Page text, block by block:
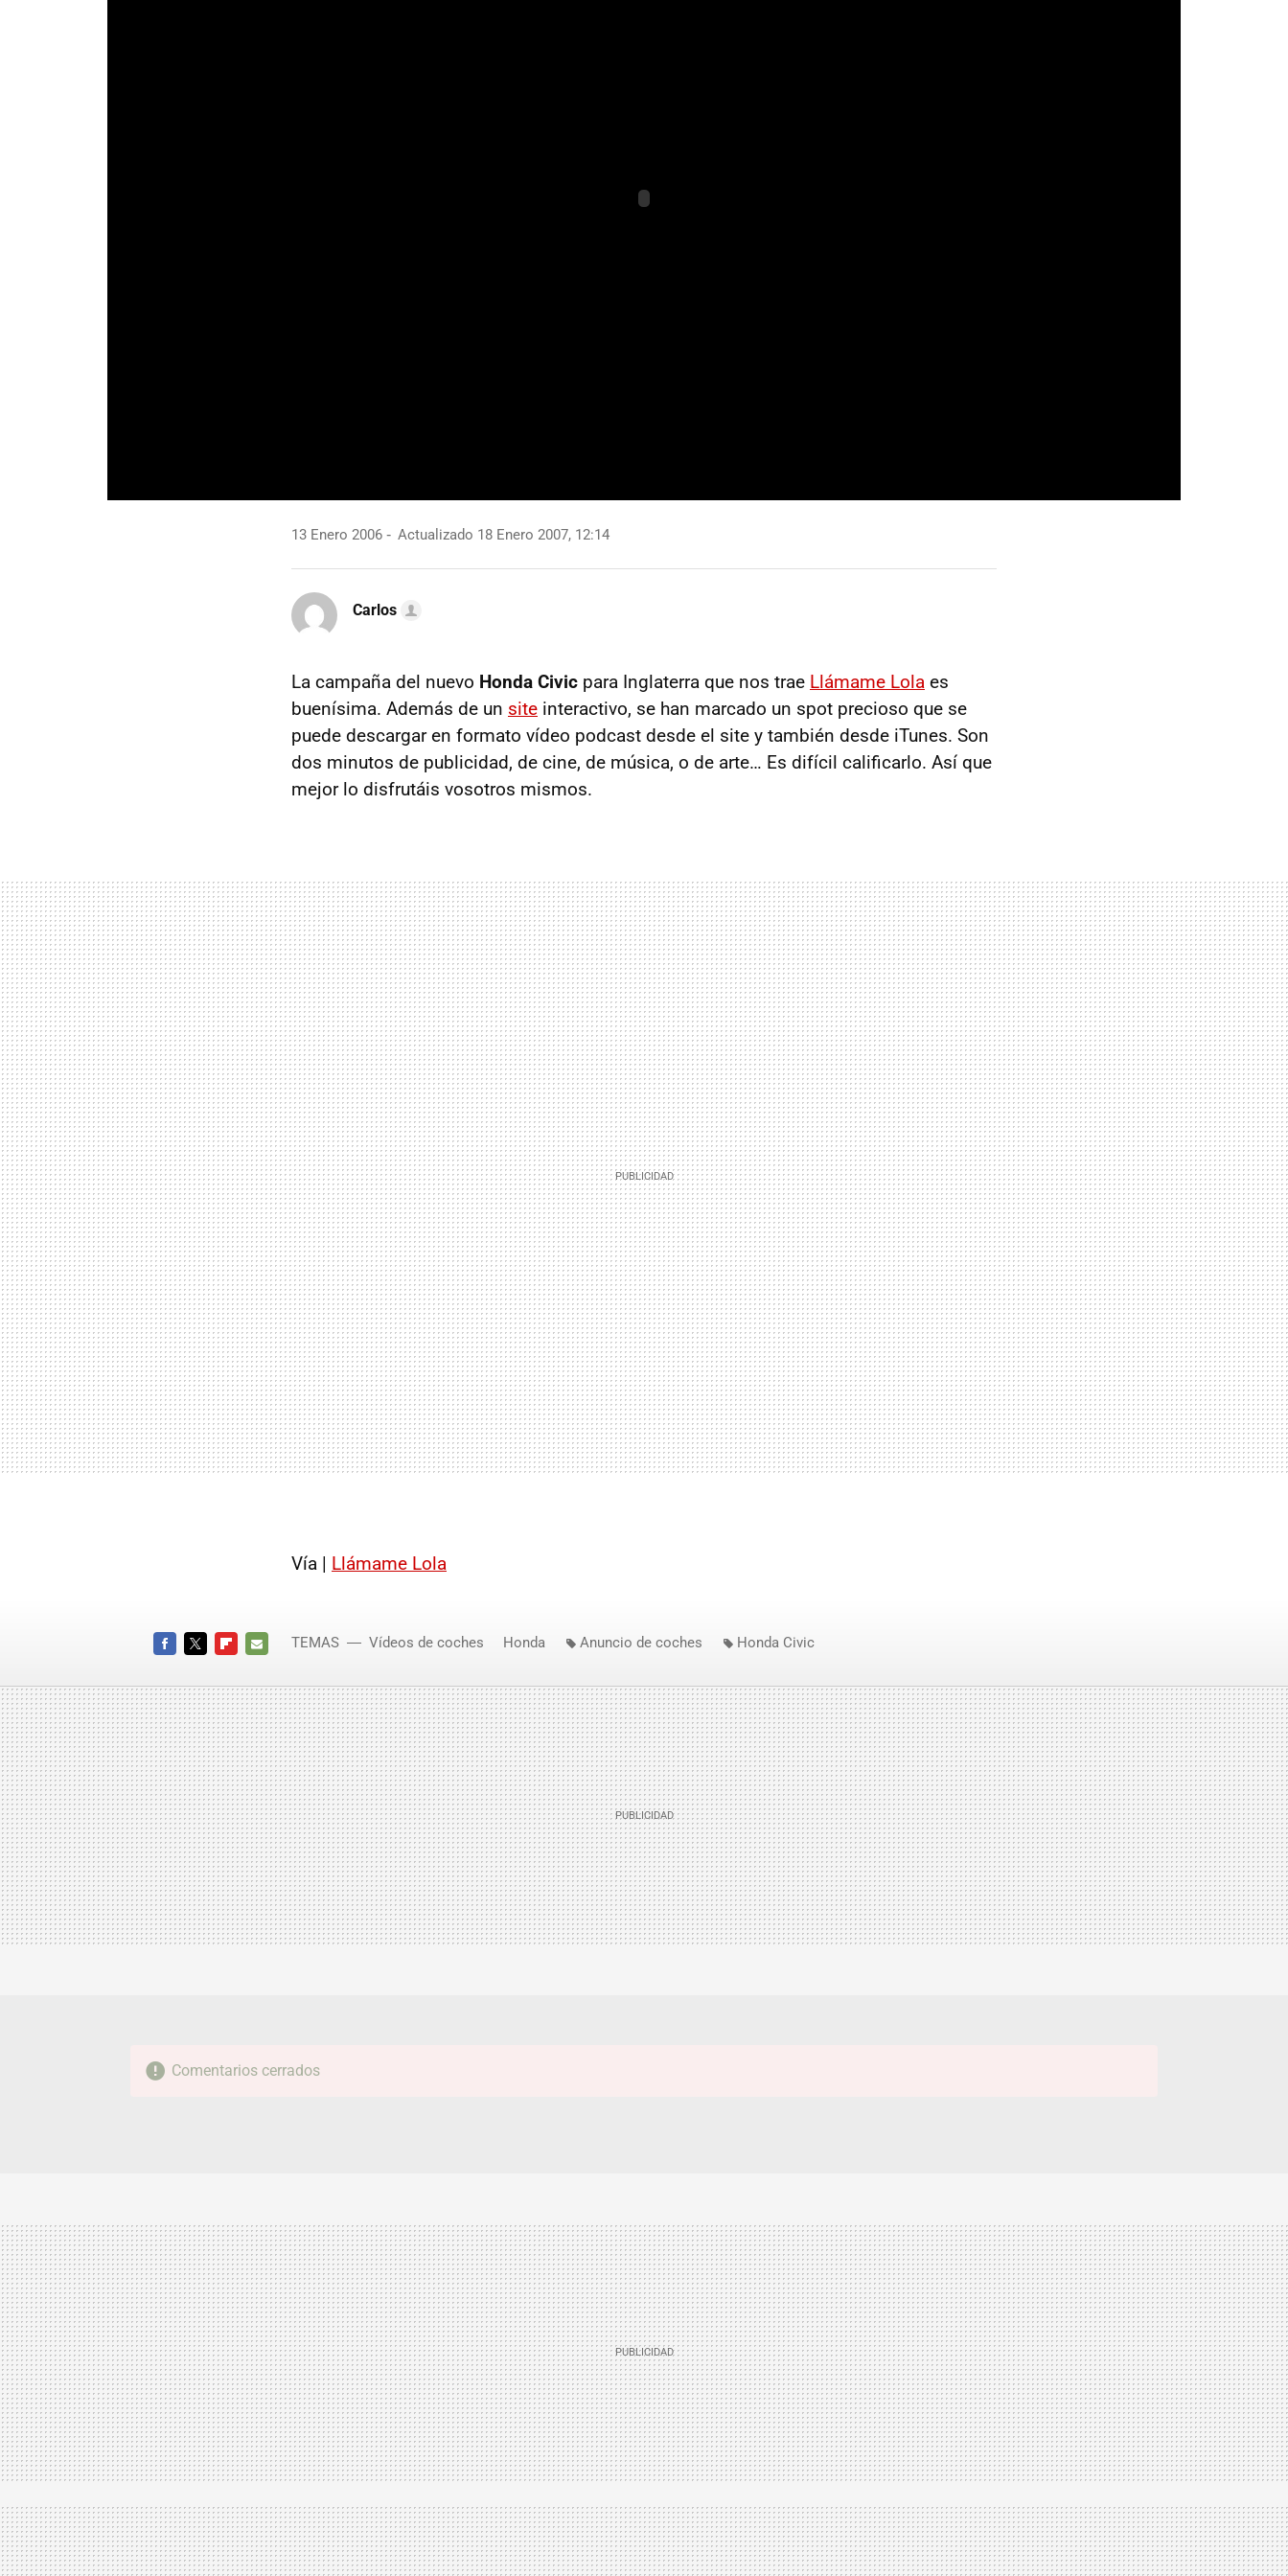
13 Enero 2006 Actualizado 18 Enero 2007, 12:14
Carlos
La campaña del nuevo Honda Civic para Inglaterra que nos trae Llámame Lola es
buenísima. Además de un site interactivo, se han marcado un spot precioso que se
puede descargar en formato vídeo podcast desde el site y también desde iTunes. Son
dos minutos de publicidad, de cine, de música, o de arte… Es difícil calificarlo. Así que
mejor lo disfrutáis vosotros mismos.
Vía | Llámame Lola
MAIL
TEMAS Vídeos de coches Honda Anuncio de coches Honda Civic
Comentarios cerrados